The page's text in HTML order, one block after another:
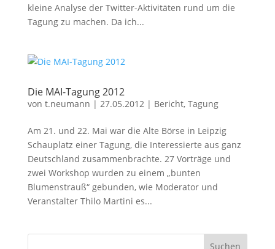
kleine Analyse der Twitter-Aktivitäten rund um die
Tagung zu machen. Da ich...
Die MAI-Tagung 2012
von t.neumann | 27.05.2012| Bericht, Tagung
Am 21. und 22. Mai war die Alte Börse in Leipzig
Schauplatz einer Tagung, die Interessierte aus ganz
Deutschland zusammenbrachte. 27 Vorträge und
zwei Workshop wurden zu einem „bunten
Blumenstrauß“ gebunden, wie Moderator und
Veranstalter Thilo Martini es...